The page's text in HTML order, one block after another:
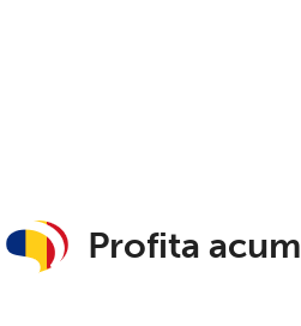
Profita acum